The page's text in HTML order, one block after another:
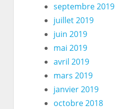
septembre 2019
juillet 2019
juin 2019
mai 2019
avril 2019
mars 2019
janvier 2019
octobre 2018